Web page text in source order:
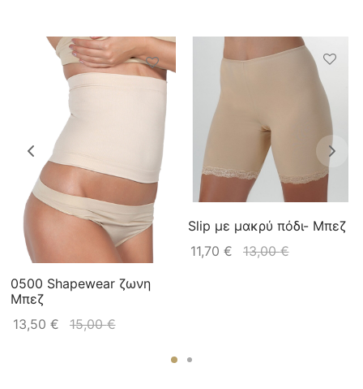
0500 Shapewear ζωνη
Μπεζ
13,50 € 15,00€
Slip με μακρύ πόδι- Μπεζ
11,70 € 13,00€